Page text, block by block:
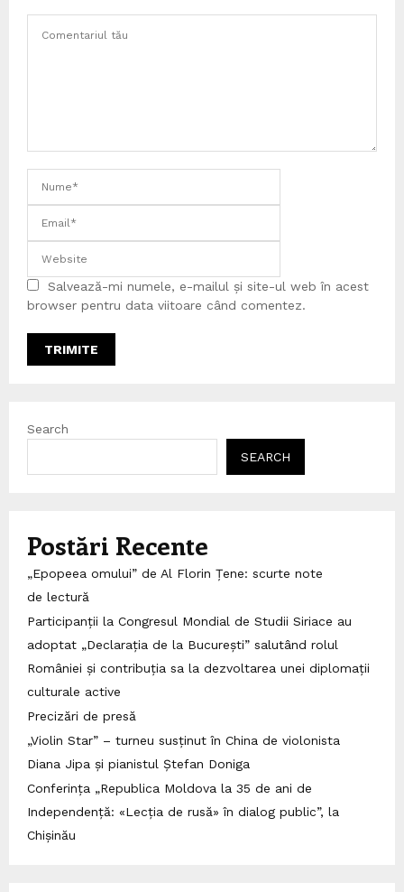
Salvează-mi numele, e-mailul și site-ul web în acest
browser pentru data viitoare când comentez.
Search
SEARCH
Postări Recente
„Epopeea omului” de Al Florin Țene: scurte note
de lectură
Participanții la Congresul Mondial de Studii Siriace au
adoptat „Declarația de la București” salutând rolul
României și contribuția sa la dezvoltarea unei diplomații
culturale active
Precizări de presă
„Violin Star” – turneu susținut în China de violonista
Diana Jipa și pianistul Ștefan Doniga
Conferința „Republica Moldova la 35 de ani de
Independență: «Lecția de rusă» în dialog public”, la
Chișinău